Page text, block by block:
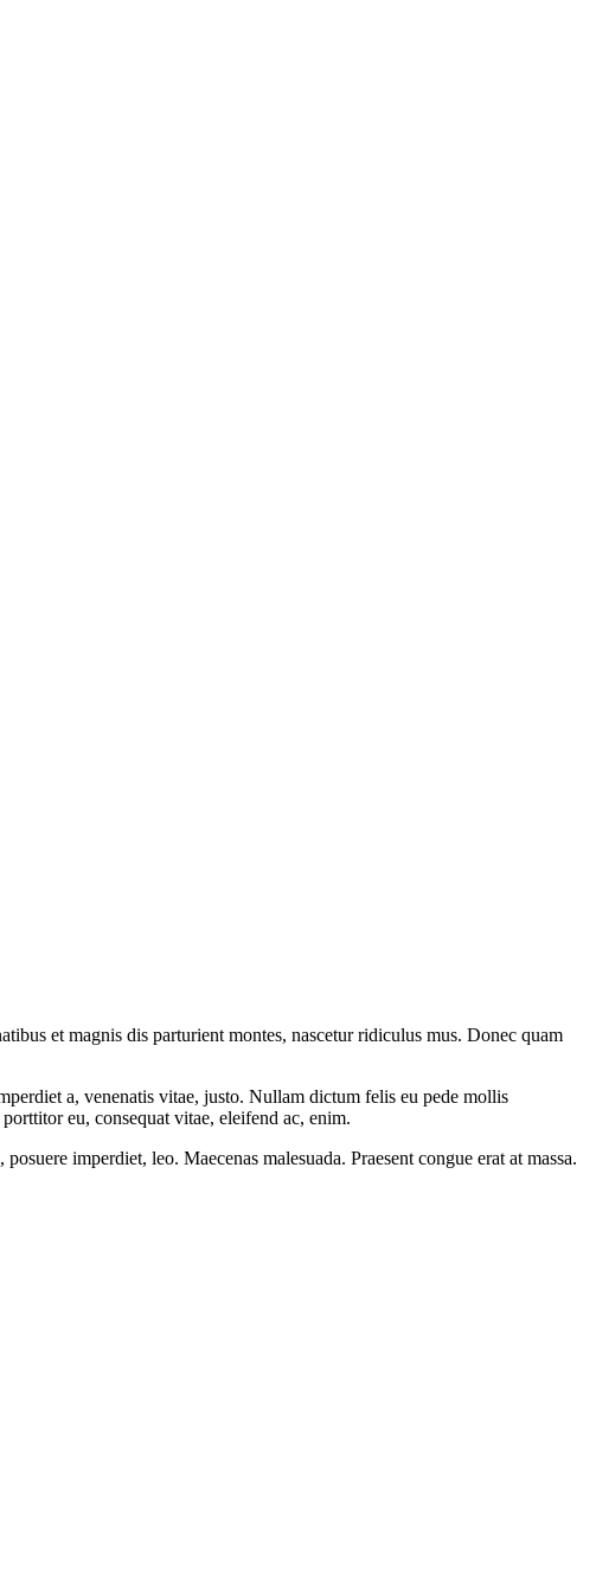
et magnis dis parturient montes, nascetur ridiculus mus. Donec quam
a, venenatis vitae, justo. Nullam dictum felis eu pede mollis
eu, consequat vitae, eleifend ac, enim.
imperdiet, leo. Maecenas malesuada. Praesent congue erat at massa.